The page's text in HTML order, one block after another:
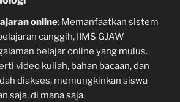
online: Memanfaatkan sistem
canggih, IIMS GJAW
belajar online yang mulus.
video kuliah, bahan bacaan, dan
diakses, memungkinkan siswa
saja, di mana saja.